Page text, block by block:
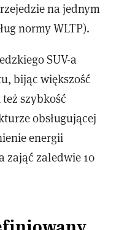
na jednym
normy WLTP).
SUV-a
bijąc większość
szybkość
obsługującej
energii
zająć zaledwie 10